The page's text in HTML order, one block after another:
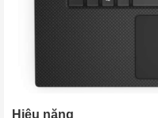
Hiệu năng